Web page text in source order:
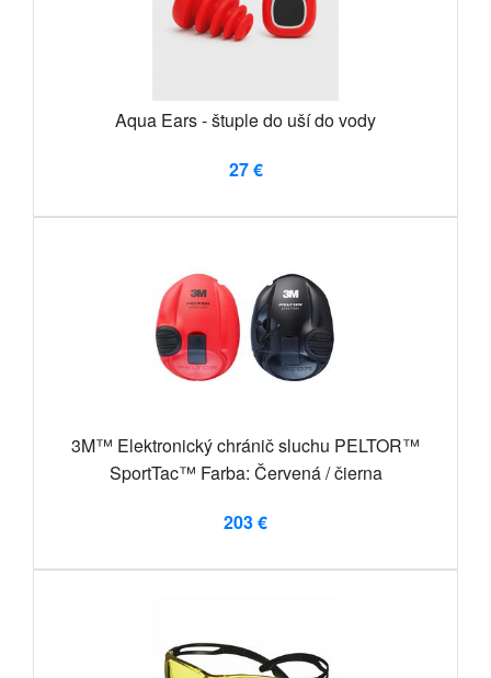
Aqua Ears - štuple do uší do vody
27 €
3M™ Elektronický chránič sluchu PELTOR™
SportTac™ Farba: Červená / čierna
203 €